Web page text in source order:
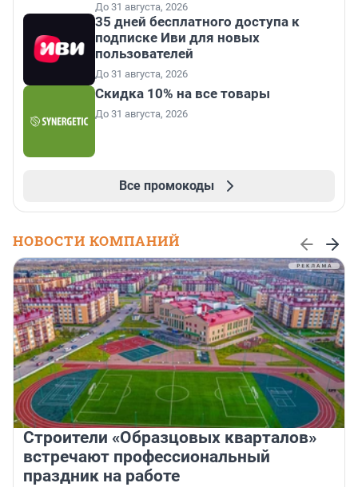
До 31 августа, 2026
35 дней бесплатного доступа к
подписке Иви для новых
пользователей
До 31 августа, 2026
Скидка 10% на все товары
До 31 августа, 2026
Все промокоды
НОВОСТИ КОМПАНИЙ
Строители «Образцовых кварталов»
встречают профессиональный
праздник на работе